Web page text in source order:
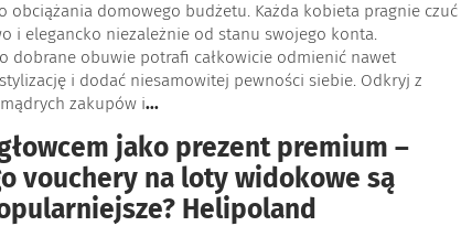
obciążania domowego budżetu. Każda kobieta pragnie czuć
i elegancko niezależnie od stanu swojego konta.
dobrane obuwie potrafi całkowicie odmienić nawet
i dodać niesamowitej pewności siebie. Odkryj z
zakupów i...
jako prezent premium –
vouchery na loty widokowe są
Helipoland